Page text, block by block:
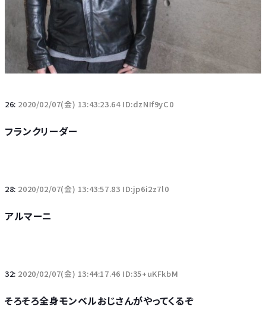
26: 2020/02/07(金) 13:43:23.64 ID:dzNIf9yC0
フランクリーダー
28: 2020/02/07(金) 13:43:57.83 ID:jp6i2z7l0
アルマーニ
32: 2020/02/07(金) 13:44:17.46 ID:35+uKFkbM
そろそろ全身モンベルおじさんがやってくるぞ